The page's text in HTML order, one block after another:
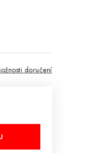
doručení